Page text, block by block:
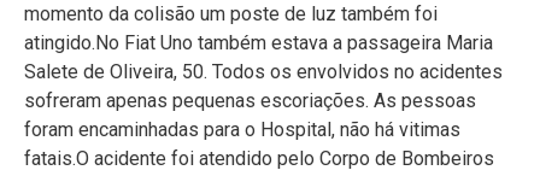
momento da colisão um poste de luz também foi
atingido.No Fiat Uno também estava a passageira Maria
Salete de Oliveira, 50. Todos os envolvidos no acidentes
sofreram apenas pequenas escoriações. As pessoas
foram encaminhadas para o Hospital, não há vitimas
fatais.O acidente foi atendido pelo Corpo de Bombeiros